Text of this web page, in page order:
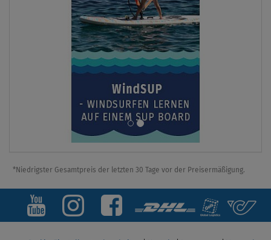
*Niedrigster Gesamtpreis der letzten 30 Tage vor der Preisermäßigung.